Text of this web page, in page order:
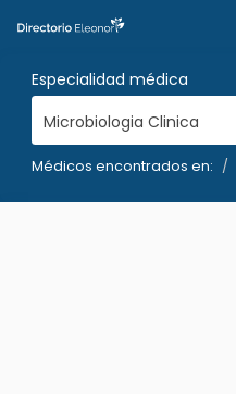
Especialidad médica
Microbiologia Clinica
Médicos encontrados en: